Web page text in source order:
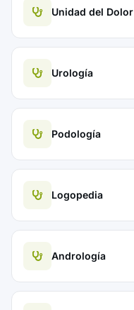
Unidad del Dolor
Urología
Podología
Logopedia
Andrología